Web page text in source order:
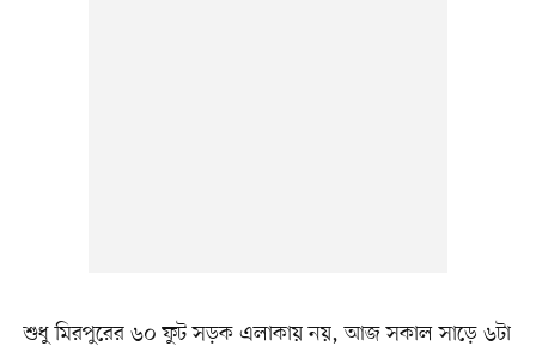
শুধু মিরপুরের ৬০ ফুট সড়ক এলাকায় নয়, আজ সকাল সাড়ে ৬টা